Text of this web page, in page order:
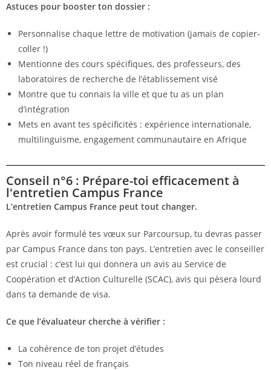
Astuces pour booster ton dossier :
Personnalise chaque lettre de motivation (jamais de copier-
coller !)
Mentionne des cours spécifiques, des professeurs, des
laboratoires de recherche de l’établissement visé
Montre que tu connais la ville et que tu as un plan
d’intégration
Mets en avant tes spécificités : expérience internationale,
multilinguisme, engagement communautaire en Afrique
Conseil n°6 : Prépare-toi efficacement à
l'entretien Campus France
L’entretien Campus France peut tout changer.
Après avoir formulé tes vœux sur Parcoursup, tu devras passer
par Campus France dans ton pays. L’entretien avec le conseiller
est crucial : c’est lui qui donnera un avis au Service de
Coopération et d’Action Culturelle (SCAC), avis qui pèsera lourd
dans ta demande de visa.
Ce que l’évaluateur cherche à vérifier :
La cohérence de ton projet d’études
Ton niveau réel de français